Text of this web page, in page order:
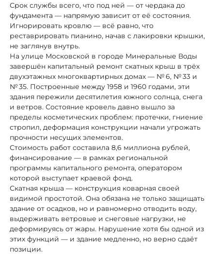
Срок службы всего, что под ней — от чердака до
фундамента — напрямую зависит от её состояния.
Игнорировать кровлю — всё равно, что
реставрировать пианино, начав с лакировки крышки,
не заглянув внутрь.
На улице Московской в городе Минеральные Воды
завершён капитальный ремонт скатных крыш в трёх
двухэтажных многоквартирных домах — № 6, № 33 и
№ 35. Построенные между 1958 и 1960 годами, эти
здания пережили десятилетия южного солнца, снега
и ветров. Состояние кровель давно вышло за
пределы косметических проблем: протечки, гниение
стропил, деформация конструкции начали угрожать
прочности несущих элементов.
Стоимость работ составила 8,6 миллиона рублей,
финансирование — в рамках региональной
программы капитального ремонта, оператором
которой выступает краевой фонд.
Скатная крыша — конструкция коварная своей
видимой простотой. Она обязана не только защищать
здание от осадков, но и равномерно отводить воду,
выдерживать ветровые и снеговые нагрузки, не
деформируясь от жары. Нарушение хотя бы одной из
этих функций — и здание медленно, но верно сдаёт
позиции.